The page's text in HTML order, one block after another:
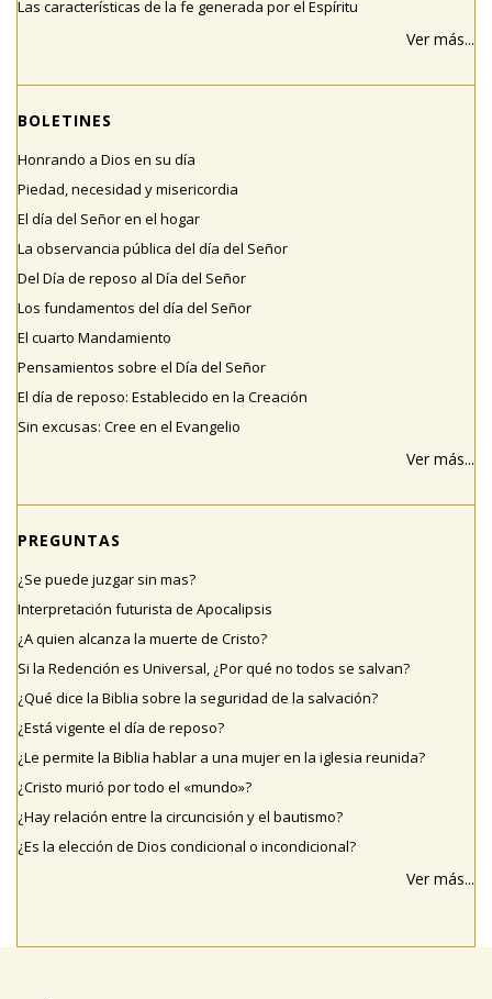
Las características de la fe generada por el Espíritu
Ver más...
BOLETINES
Honrando a Dios en su día
Piedad, necesidad y misericordia
El día del Señor en el hogar
La observancia pública del día del Señor
Del Día de reposo al Día del Señor
Los fundamentos del día del Señor
El cuarto Mandamiento
Pensamientos sobre el Día del Señor
El día de reposo: Establecido en la Creación
Sin excusas: Cree en el Evangelio
Ver más...
PREGUNTAS
¿Se puede juzgar sin mas?
Interpretación futurista de Apocalipsis
¿A quien alcanza la muerte de Cristo?
Si la Redención es Universal, ¿Por qué no todos se salvan?
¿Qué dice la Biblia sobre la seguridad de la salvación?
¿Está vigente el día de reposo?
¿Le permite la Biblia hablar a una mujer en la iglesia reunida?
¿Cristo murió por todo el «mundo»?
¿Hay relación entre la circuncisión y el bautismo?
¿Es la elección de Dios condicional o incondicional?
Ver más...